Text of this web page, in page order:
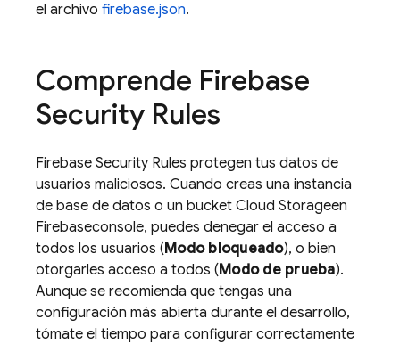
el archivo firebase.json.
Comprende Firebase
Security Rules
Firebase Security Rules protegen tus datos de
usuarios maliciosos. Cuando creas una instancia
de base de datos o un bucket Cloud Storageen
Firebaseconsole, puedes denegar el acceso a
todos los usuarios (Modo bloqueado), o bien
otorgarles acceso a todos (Modo de prueba).
Aunque se recomienda que tengas una
configuración más abierta durante el desarrollo,
tómate el tiempo para configurar correctamente